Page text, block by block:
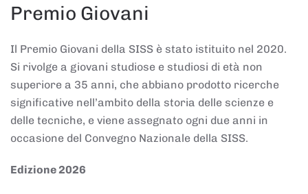
Premio Giovani
Il Premio Giovani della SISS è stato istituito nel 2020.
Si rivolge a giovani studiose e studiosi di età non
superiore a 35 anni, che abbiano prodotto ricerche
significative nell’ambito della storia delle scienze e
delle tecniche, e viene assegnato ogni due anni in
occasione del Convegno Nazionale della SISS.
Edizione 2026